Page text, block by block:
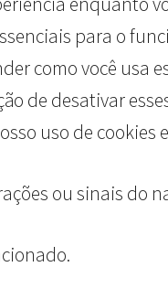
para o
como você usa
de desativar
uso de cookies
ou sinais do